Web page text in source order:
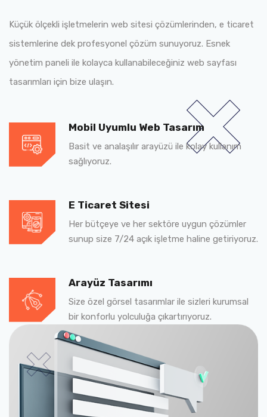
Küçük ölçekli işletmelerin web sitesi çözümlerinden, e ticaret
sistemlerine dek profesyonel çözüm sunuyoruz. Esnek
yönetim paneli ile kolayca kullanabileceğiniz web sayfası
tasarımları için bize ulaşın.
Mobil Uyumlu Web Tasarım
Basit ve analaşılır arayüzü ile kolay kullanım
sağlıyoruz.
E Ticaret Sitesi
Her bütçeye ve her sektöre uygun çözümler
sunup size 7/24 açık işletme haline getiriyoruz.
Arayüz Tasarımı
Size özel görsel tasarımlar ile sizleri kurumsal
bir konforlu yolculuğa çıkartırıyoruz.